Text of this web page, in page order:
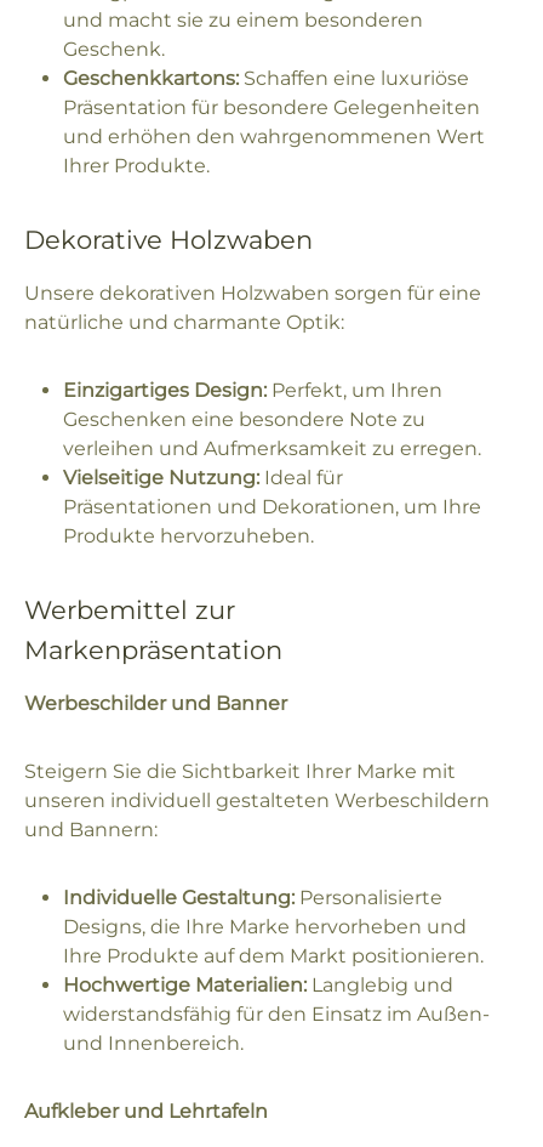
und macht sie zu einem besonderen
Geschenk.
Geschenkkartons: Schaffen eine luxuriöse
Präsentation für besondere Gelegenheiten
und erhöhen den wahrgenommenen Wert
Ihrer Produkte.
Dekorative Holzwaben
Unsere dekorativen Holzwaben sorgen für eine
natürliche und charmante Optik:
Einzigartiges Design: Perfekt, um Ihren
Geschenken eine besondere Note zu
verleihen und Aufmerksamkeit zu erregen.
Vielseitige Nutzung: Ideal für
Präsentationen und Dekorationen, um Ihre
Produkte hervorzuheben.
Werbemittel zur
Markenpräsentation
Werbeschilder und Banner
Steigern Sie die Sichtbarkeit Ihrer Marke mit
unseren individuell gestalteten Werbeschildern
und Bannern:
Individuelle Gestaltung: Personalisierte
Designs, die Ihre Marke hervorheben und
Ihre Produkte auf dem Markt positionieren.
Hochwertige Materialien: Langlebig und
widerstandsfähig für den Einsatz im Außen-
und Innenbereich.
Aufkleber und Lehrtafeln